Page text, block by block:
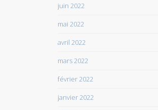
juin 2022
mai 2022
avril 2022
mars 2022
février 2022
janvier 2022